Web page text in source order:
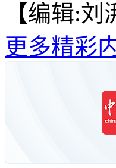
【编辑:刘
更多精彩